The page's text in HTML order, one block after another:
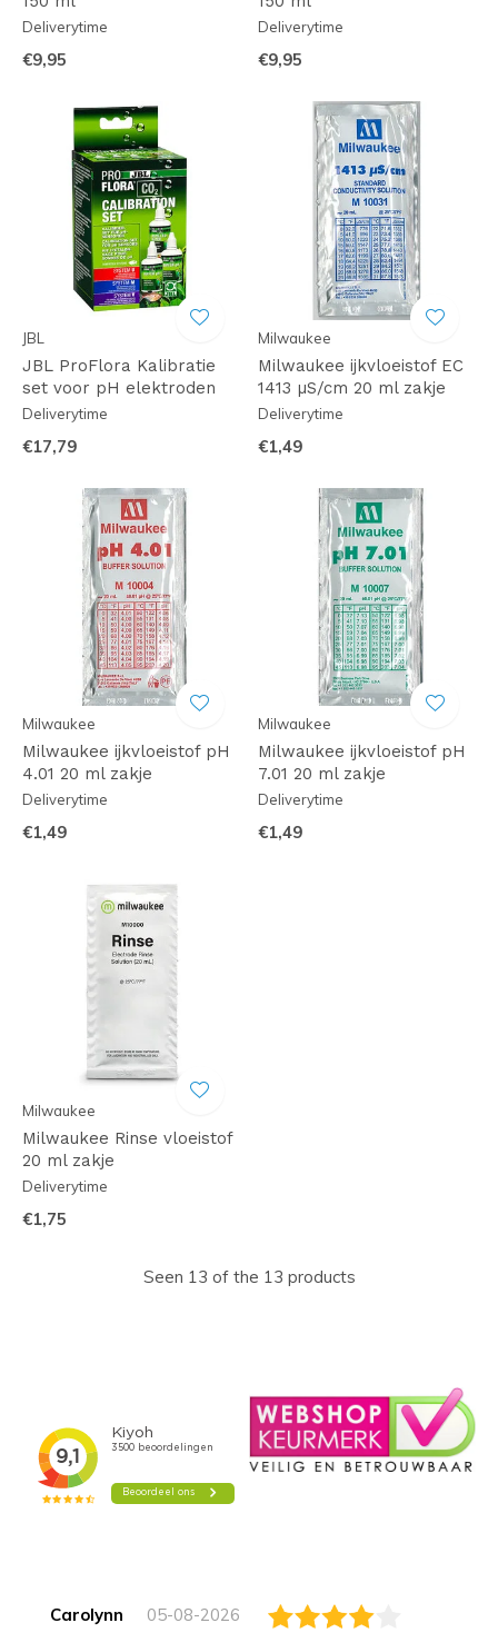
Deliverytime
€9,95
Deliverytime
€9,95
JBL
JBL ProFlora Kalibratie
set voor pH elektroden
Deliverytime
€17,79
Milwaukee
Milwaukee ijkvloeistof EC
1413 µS/cm 20 ml zakje
Deliverytime
€1,49
Milwaukee
Milwaukee ijkvloeistof pH
4.01 20 ml zakje
Deliverytime
€1,49
Milwaukee
Milwaukee ijkvloeistof pH
7.01 20 ml zakje
Deliverytime
€1,49
Milwaukee
Milwaukee Rinse vloeistof
20 ml zakje
Deliverytime
€1,75
Seen 13 of the 13 products
Carolynn 05-08-2026